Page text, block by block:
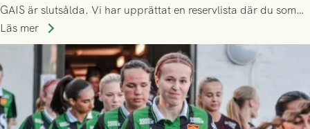
GAIS är slutsålda. Vi har upprättat en reservlista där du som
ännu inte har någon biljett kan anmäla ditt intresse. Du kan
inte själv överlåta din biljett till någon annan.
Läs mer